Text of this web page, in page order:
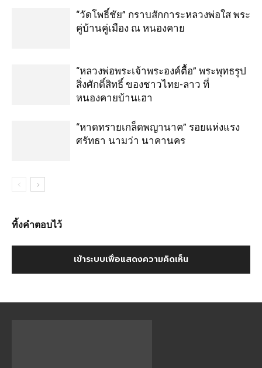
“วัดโพธิ์ชัย” กราบสักการะหลวงพ่อใส พระ
คู่บ้านคู่เมือง ณ หนองคาย
“หลวงพ่อพระเจ้าพระองค์ตื้อ” พระพุทธรูป
สิ่งศักดิ์สิทธิ์ ของชาวไทย-ลาว ที่
หนองคายบ้านเฮา
“หาดทรายเกล็ดพญานาค” รอยแห่งแรง
ศรัทธา นามว่า นาคานคร
ทิ้งคำตอบไว้
เข้าระบบเพื่อแสดงความคิดเห็น